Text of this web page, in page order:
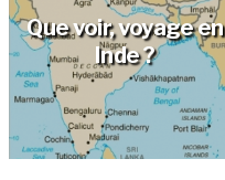
Que voir, voyage en
Inde ?